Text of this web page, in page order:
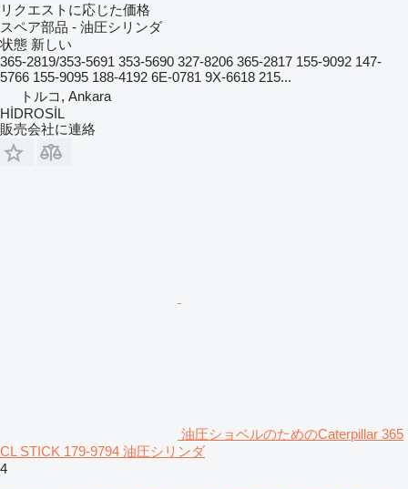
リクエストに応じた価格
スペア部品 - 油圧シリンダ
状態 新しい
365-2819/353-5691 353-5690 327-8206 365-2817 155-9092 147-
5766 155-9095 188-4192 6E-0781 9X-6618 215...
トルコ, Ankara
HİDROSİL
販売会社に連絡
油圧ショベルのためのCaterpillar 365
CL STICK 179-9794 油圧シリンダ
4